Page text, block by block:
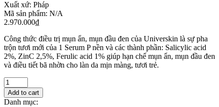
Xuất xứ: Pháp
Mã sản phẩm: N/A
2.970.000₫
Công thức điều trị mụn ẩn, mụn đầu đen của Universkin là sự pha
trộn tươi mới của 1 Serum P nền và các thành phần: Salicylic acid
2%, ZinC 2,5%, Ferulic acid 1% giúp hạn chế mụn ẩn, mụn đầu đen
và điều tiết bã nhờn cho làn da mịn màng, tươi trẻ.
Add to cart
Danh mục: